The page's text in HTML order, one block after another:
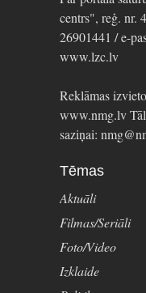
centrs", reģ. nr.
26901441 / e-
www.lzc.lv
Reklāmas
www.nmg.lv
saziņai:
Tēmas
Aktuāli
Filmas/Seriāli
Foto/Video
Izklaide